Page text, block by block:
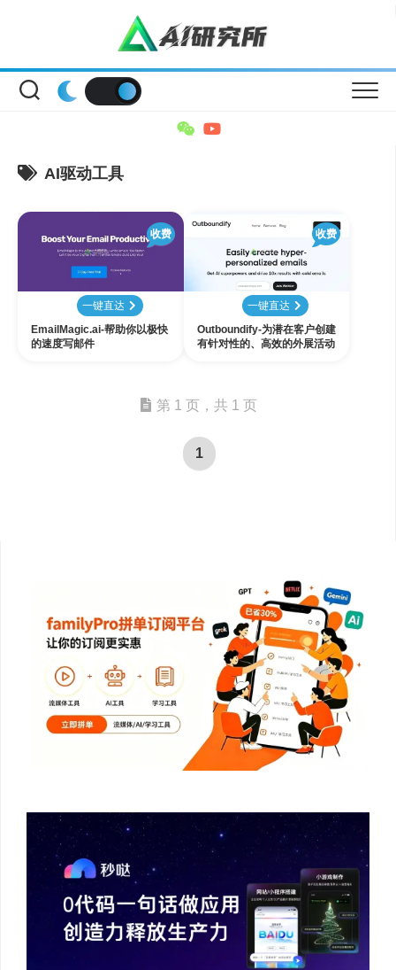
AI驱动工具
收费
一键直达
EmailMagic.ai-帮助你以极快
的速度写邮件
收费
一键直达
Outboundify-为潜在客户创建
有针对性的、高效的外展活动
第 1 页，共 1 页
1